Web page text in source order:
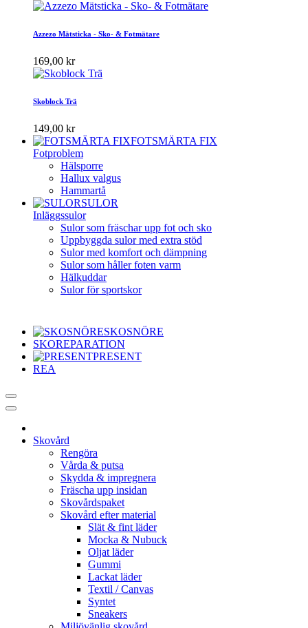
Azzezo Mätsticka - Sko- & Fotmätare
169,00 kr
Skoblock Trä
149,00 kr
FOTSMÄRTA FIX
Fotproblem
Hälsporre
Hallux valgus
Hammartå
SULOR
Inläggssulor
Sulor som fräschar upp fot och sko
Uppbyggda sulor med extra stöd
Sulor med komfort och dämpning
Sulor som håller foten varm
Hälkuddar
Sulor för sportskor
SKOSNÖRE
SKOREPARATION
PRESENT
REA
Skovård
Rengöra
Vårda & putsa
Skydda & impregnera
Fräscha upp insidan
Skovårdspaket
Skovård efter material
Slät & fint läder
Mocka & Nubuck
Oljat läder
Gummi
Lackat läder
Textil / Canvas
Syntet
Sneakers